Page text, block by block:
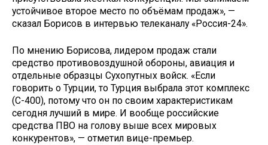
устойчивое второе место по объёмам продаж», —
сказал Борисов в интервью телеканалу «Россия-24».
По мнению Борисова, лидером продаж стали
средство противовоздушной обороны, авиация и
отдельные образцы Сухопутных войск. «Если
говорить о Турции, то Турция выбрала этот комплекс
(С-400), потому что он по своим характеристикам
сегодня лучший в мире. И вообще российские
средства ПВО на голову выше всех мировых
конкурентов», — отметил вице-премьер.